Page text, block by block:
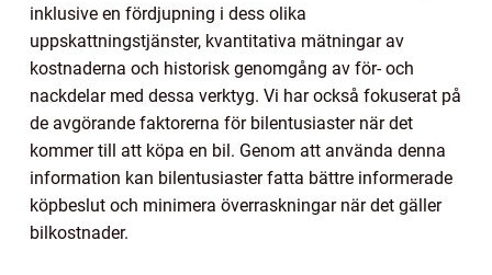
inklusive en fördjupning i dess olika
uppskattningstjänster, kvantitativa mätningar av
kostnaderna och historisk genomgång av för- och
nackdelar med dessa verktyg. Vi har också fokuserat på
de avgörande faktorerna för bilentusiaster när det
kommer till att köpa en bil. Genom att använda denna
information kan bilentusiaster fatta bättre informerade
köpbeslut och minimera överraskningar när det gäller
bilkostnader.